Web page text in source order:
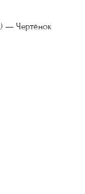
— Чертёнок